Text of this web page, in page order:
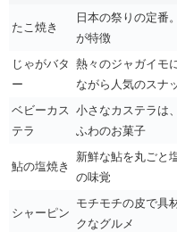
たこ焼き
日本の祭りの定番
が特徴
じゃがバタ
ー
熱々のジャガイモ
ながら人気のスナ
ベビーカス
テラ
小さなカステラは
ふわのお菓子
鮎の塩焼き
新鮮な鮎を丸ごと
の味覚
シャーピン
モチモチの皮で具
クなグルメ